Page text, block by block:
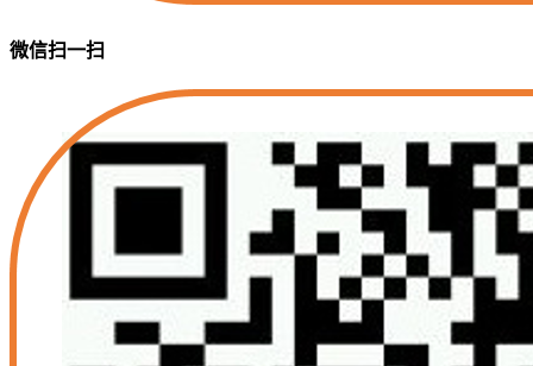
微信扫一扫